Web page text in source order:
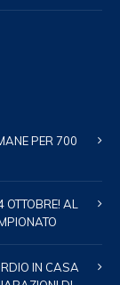
PER 700
AL
IN CASA